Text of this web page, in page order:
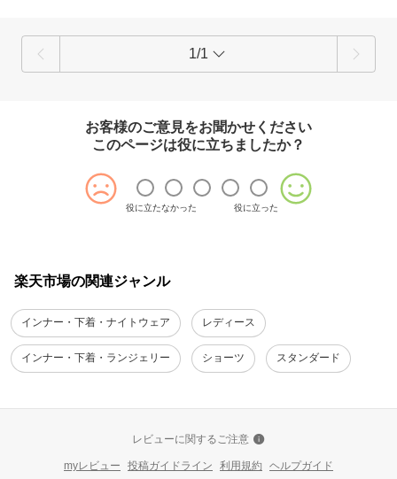
1/1
お客様のご意見をお聞かせください
このページは役に立ちましたか？
役に立たなかった 役に立った
楽天市場の関連ジャンル
インナー・下着・ナイトウェア レディース
インナー・下着・ランジェリー ショーツ スタンダード
レビューに関するご注意
myレビュー 投稿ガイドライン 利用規約 ヘルプガイド